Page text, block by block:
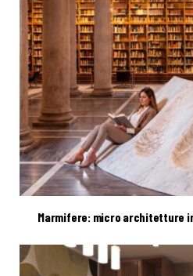
Marmifere: micro architetture